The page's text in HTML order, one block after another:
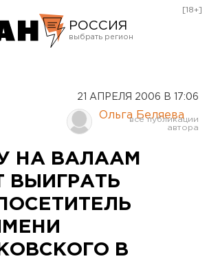
РОССИЯ
Курган
Оренбург
[18+]
21 АПРЕЛЯ 2006 В 17:06
Ольга Беляева
НА ВАЛААМ
ВЫИГРАТЬ
В